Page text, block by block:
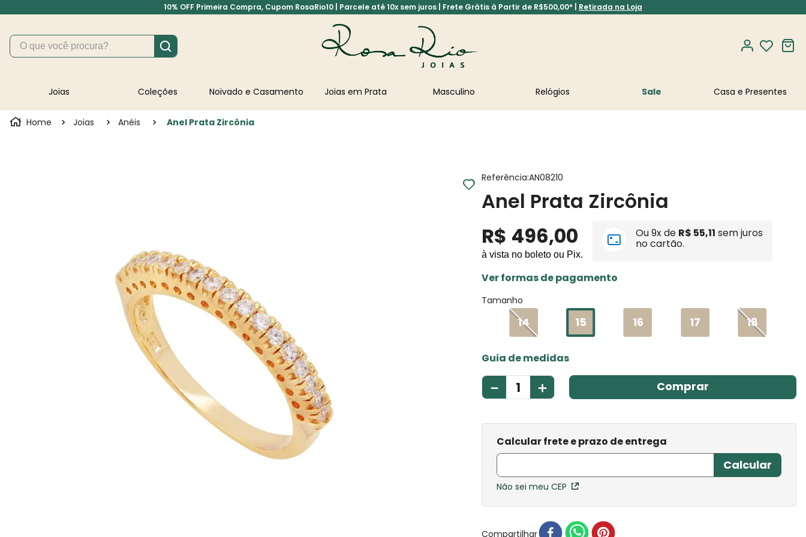
10% OFF Primeira Compra, Cupom RosaRio10 | Parcele até 10x sem juros | Frete Grátis à Partir de R$500,00* | Retirada na Loja
O que você procura?
Joias Coleções Noivado e Casamento Joias em Prata Masculino Relógios Sale
Joias Anéis Anel Prata Zircônia
Referência:AN08210
Anel Prata Zircônia
R$ 496,00
à vista no boleto ou Pix.
Ou9x de R$ 55,11 sem juros
no cartão.
Ver formas de pagamento
Tamanho
14 15 16 17 18
Guia de medidas
＋
－ Comprar
Não sei meu CEP
Compartilhar